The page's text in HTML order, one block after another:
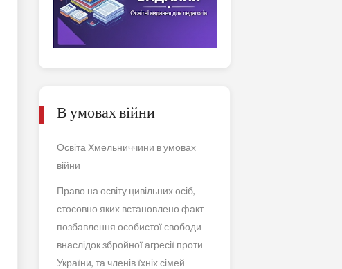
В умовах війни
Освіта Хмельниччини в умовах
війни
Право на освіту цивільних осіб,
стосовно яких встановлено факт
позбавлення особистої свободи
внаслідок збройної агресії проти
України, та членів їхніх сімей